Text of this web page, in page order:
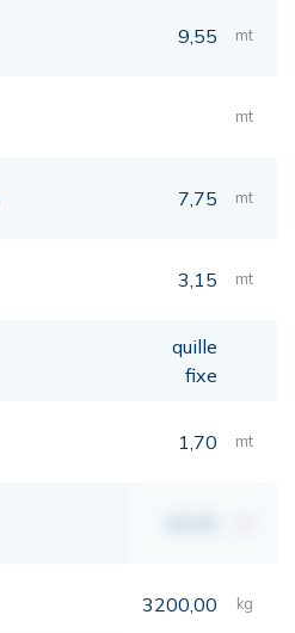
9,55 mt
mt
7,75 mt
3,15 mt
quille
fixe
1,70 mt
3200,00 kg